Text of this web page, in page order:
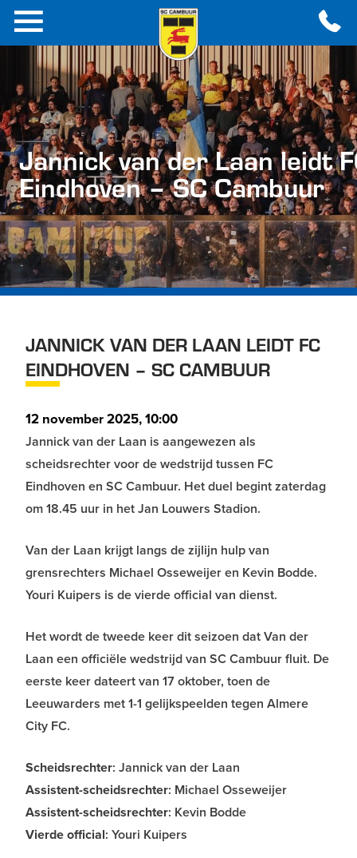
Jannick van der Laan leidt
Eindhoven – SC Cambuur
JANNICK VAN DER LAAN LEIDT FC
EINDHOVEN – SC CAMBUUR
12 november 2025, 10:00
Jannick van der Laan is aangewezen als
scheidsrechter voor de wedstrijd tussen FC
Eindhoven en SC Cambuur. Het duel begint zaterdag
om 18.45 uur in het Jan Louwers Stadion.
Van der Laan krijgt langs de zijlijn hulp van
grensrechters Michael Osseweijer en Kevin Bodde.
Youri Kuipers is de vierde official van dienst.
Het wordt de tweede keer dit seizoen dat Van der
Laan een officiële wedstrijd van SC Cambuur fluit. De
eerste keer dateert van 17 oktober, toen de
Leeuwarders met 1-1 gelijkspeelden tegen Almere
City FC.
Scheidsrechter: Jannick van der Laan
Assistent-scheidsrechter: Michael Osseweijer
Assistent-scheidsrechter: Kevin Bodde
Vierde official: Youri Kuipers